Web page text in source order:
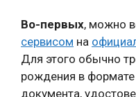
Во-первых, можно
сервисом на
Для этого обычно
рождения в
документа,